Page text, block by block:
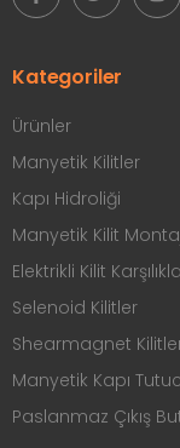
Kategoriler
Ürünler
Manyetik Kilitler
Kapı Hidroliği
Manyetik Kilit
Elektrikli Kilit
Selenoid Kilitler
Shearmagnet
Manyetik Kapı
Paslanmaz Çıkış